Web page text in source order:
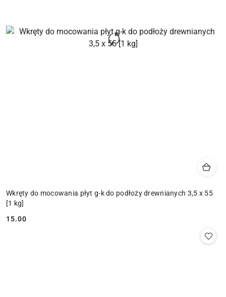
Wkręty do mocowania płyt g-k do podłoży drewnianych 3,5 x 55
[1 kg]
Cena:
15.00